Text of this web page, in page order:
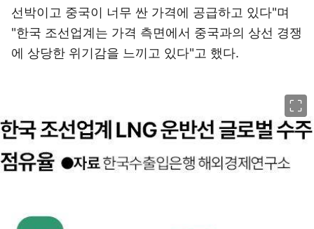
선박이고 중국이 너무 싼 가격에 공급하고 있다"며
"한국 조선업계는 가격 측면에서 중국과의 상선 경쟁
에 상당한 위기감을 느끼고 있다"고 했다.